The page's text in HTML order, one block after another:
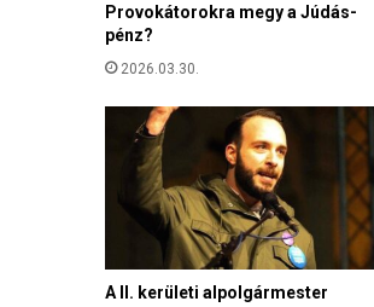
e
g
y
Provokátorokra megy a Júdás-
pénz?
2026.03.30.
A II. kerületi alpolgármester